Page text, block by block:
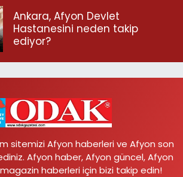
Ankara, Afyon Devlet
Hastanesini neden takip
ediyor?
sitemizi Afyon haberleri ve Afyon son
Afyon haber, Afyon güncel, Afyon
haberleri için bizi takip edin!